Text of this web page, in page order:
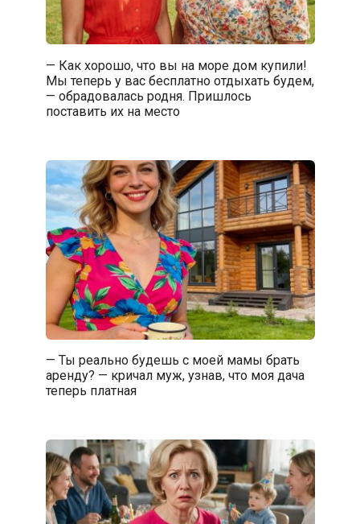
— Как хорошо, что вы на море дом купили!
Мы теперь у вас бесплатно отдыхать будем,
— обрадовалась родня. Пришлось
поставить их на место
— Ты реально будешь с моей мамы брать
аренду? — кричал муж, узнав, что моя дача
теперь платная